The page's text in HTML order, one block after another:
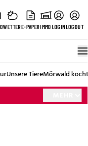
WETTERE-PAPERIMMOLOGINLOGOUT
Unsere TiereMörwald kocht